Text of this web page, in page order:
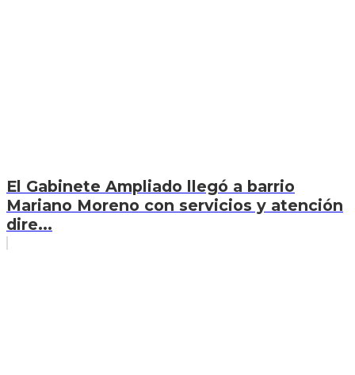
El Gabinete Ampliado llegó a barrio
Mariano Moreno con servicios y atención
dire...